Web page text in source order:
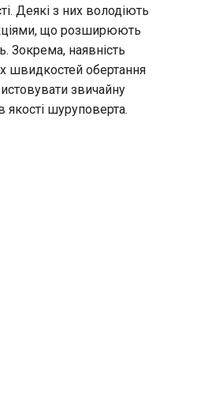
Деякі з них володіють
що розширюють
Зокрема, наявність
швидкостей обертання
звичайну
якості шуруповерта.